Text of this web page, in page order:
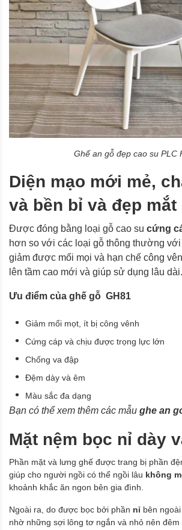
Ghế an gỗ đẹp cao su PLC
Diện mạo mới mẻ,
và bền bỉ và đẹp mắt
Được đóng bằng loại gỗ cao su cứng
hơn so với các loại gỗ thông thường
giảm được mối mọi và hạn chế công
lên tầm cao mới và giúp sử dụng lâu dài.
Ưu điểm của ghế gỗ GH81
Giảm mối mọt, ít bị công vênh
Cứng cáp và chịu được trọng lực lớn
Chống va đập
Đệm dày và êm
Màu sắc đa dạng
Bạn có thể xem thêm các mẫu ghe an
Mặt nệm bọc nỉ dày
Phần mặt và lưng ghế được trang bị phần
giúp cho người ngồi có thể ngồi lâu không
khoảnh khắc ăn ngon bên gia đình.
Ngoài ra, do được bọc bởi phần nỉ bên ngoài
nhờ những sợi lông tơ ngắn và nhỏ nên